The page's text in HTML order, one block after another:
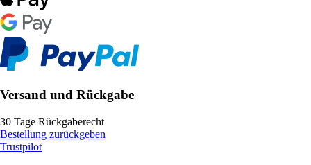
Versand und Rückgabe
30 Tage Rückgaberecht
Bestellung zurückgeben
Trustpilot